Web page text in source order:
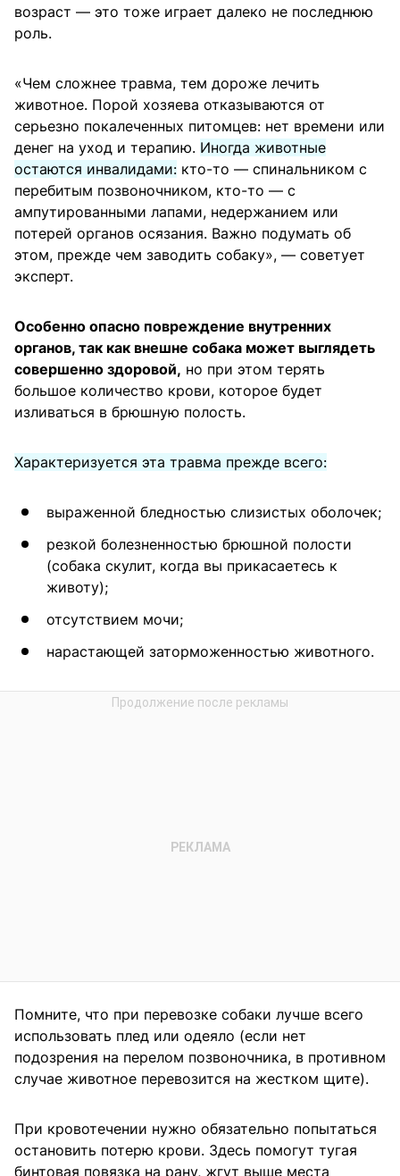
возраст — это тоже играет далеко не последнюю
роль.
«Чем сложнее травма, тем дороже лечить
животное. Порой хозяева отказываются от
серьезно покалеченных питомцев: нет времени или
денег на уход и терапию. Иногда животные
остаются инвалидами: кто-то — спинальником с
перебитым позвоночником, кто-то — с
ампутированными лапами, недержанием или
потерей органов осязания. Важно подумать об
этом, прежде чем заводить собаку», — советует
эксперт.
Особенно опасно повреждение внутренних
органов, так как внешне собака может выглядеть
совершенно здоровой, но при этом терять
большое количество крови, которое будет
изливаться в брюшную полость.
Характеризуется эта травма прежде всего:
выраженной бледностью слизистых оболочек;
резкой болезненностью брюшной полости
(собака скулит, когда вы прикасаетесь к
животу);
отсутствием мочи;
нарастающей заторможенностью животного.
Помните, что при перевозке собаки лучше всего
использовать плед или одеяло (если нет
подозрения на перелом позвоночника, в противном
случае животное перевозится на жестком щите).
При кровотечении нужно обязательно попытаться
остановить потерю крови. Здесь помогут тугая
бинтовая повязка на рану, жгут выше места